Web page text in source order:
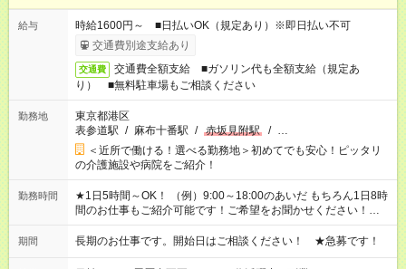
給与
時給1600円～ ■日払いOK（規定あり）※即日払い不可
交通費別途支給あり
交通費
交通費全額支給 ■ガソリン代も全額支給（規定あ
り） ■無料駐車場もご相談ください
勤務地
東京都港区
表参道駅 / 麻布十番駅 / 赤坂見附駅 / …
＜近所で働ける！選べる勤務地＞初めてでも安心！ピッタリ
の介護施設や病院をご紹介！
勤務時間
★1日5時間～OK！ （例）9:00～18:00のあいだ もちろん1日8時
間のお仕事もご紹介可能です！ご希望をお聞かせください！★家
庭の都合でお休みが必要な場合も遠慮なくご相談ください。 ※
週最低15時間以上の勤務が必要です
期間 長期のお仕事です。開始日はご相談ください！ ★急募です！